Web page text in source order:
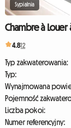
Sypialnia
Chambre à Louer
4.812
Typ zakwaterowania:
Typ:
Wynajmowana
Pojemność
Liczba pokoi:
Numer referencyjny: